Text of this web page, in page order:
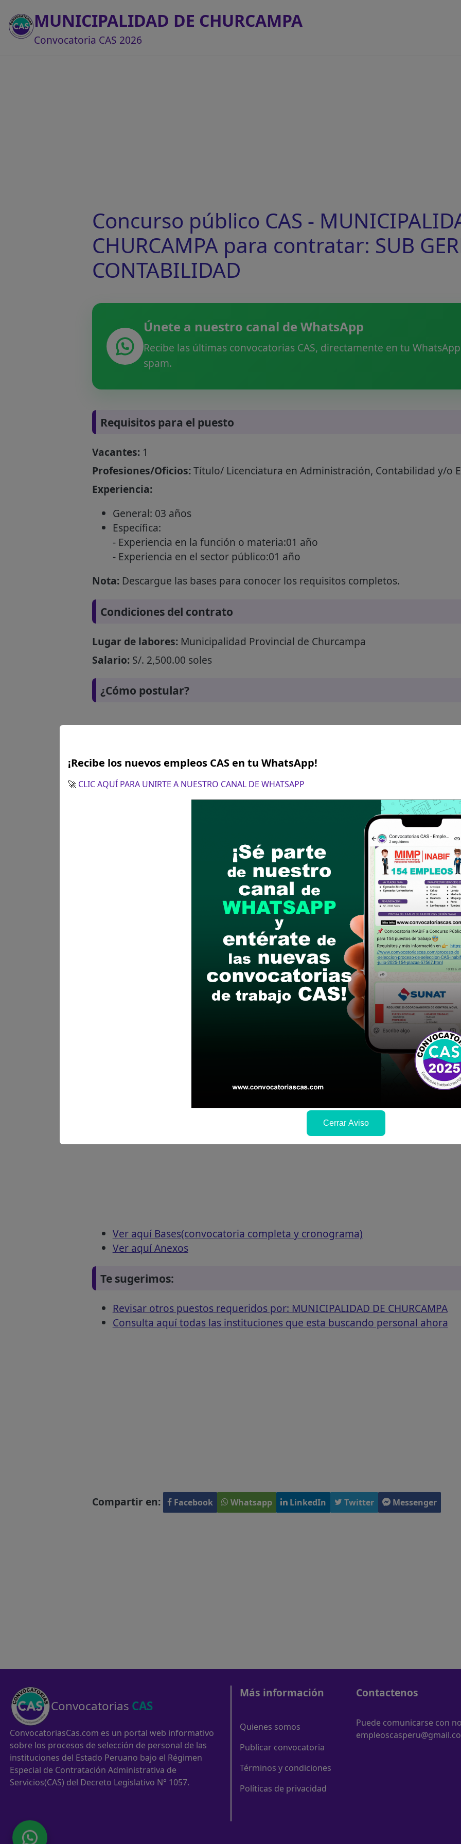
MUNICIPALIDAD DE CHURCAMPA
Convocatoria CAS 2026
Concurso público CAS -
CHURCAMPA para contratar: SUB
CONTABILIDAD
Únete a nuestro canal de WhatsApp
Recibe las últimas convocatorias CAS, directamente en tu
spam.
Requisitos para el puesto
Vacantes:1
Profesiones/Oficios:Título/ Licenciatura en Administración, Contabilidad y/o
Experiencia:
General: 03 años
Específica:
- Experiencia en la función o materia:01 año
- Experiencia en el sector público:01 año
Nota:Descargue las bases para conocer los requisitos completos.
Condiciones del contrato
Lugar de labores:Municipalidad Provincial de Churcampa
Salario:S/. 2,500.00 soles
¿Cómo postular?
28 de setiembre del 2023 desde de las 8:00 a.m. hasta
Presentación de hoja de vida documentada (Currículum
partes de la Municipalidad Provincial de Churcampa. Las hojas de vida
señalada no serán consideradas en la evaluación
Recomendaciones para postular
Descarga y revisa a detalle las bases del concurso público
Antes de postular, verifica si cumples con los requisitos para el puesto
Prepara tu documentación y presentalo en la fechas y por los medios que
Revisar el cronograma para conocer cuando se publicará los resultados
Ver aquí Bases(convocatoria completa y cronograma)
Ver aquí Anexos
Te sugerimos:
Revisar otros puestos requeridos por: MUNICIPALIDAD DE CHURCAMPA
Consulta aquí todas las instituciones que esta buscando personal ahora
Compartir en: Facebook Whatsapp LinkedIn Twitter Messenger
Convocatorias CAS
ConvocatoriasCas.com es un portal web informativo
sobre los procesos de selección de personal de las
instituciones del Estado Peruano bajo el Régimen
Especial de Contratación Administrativa de
Servicios(CAS) del Decreto Legislativo N° 1057.
Más información
Quienes somos
Publicar convocatoria
Términos y condiciones
Políticas de privacidad
Contactenos
Puede comunicarse con
¡Recibe los nuevos empleos CAS en tu WhatsApp!
🚀 CLIC AQUÍ PARA UNIRTE A NUESTRO CANAL DE WHATSAPP
Cerrar Aviso